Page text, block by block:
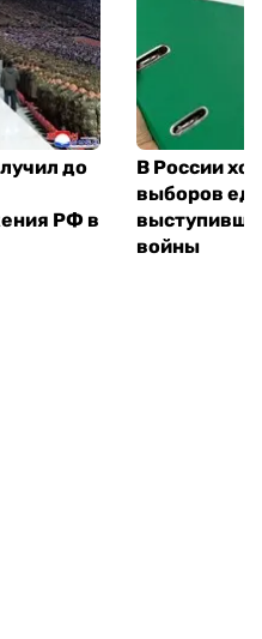
до
РФ в
В России
выборов
войны